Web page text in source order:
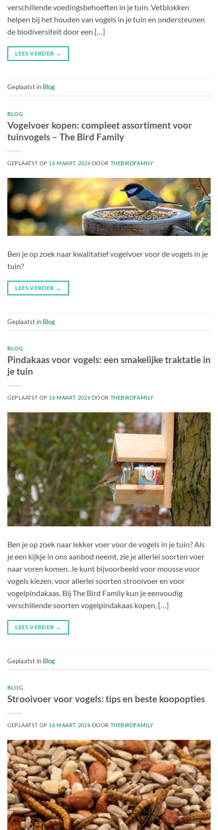
verschillende voedingsbehoeften in je tuin. Vetblokken
helpen bij het houden van vogels in je tuin en ondersteunen
de biodiversiteit door een […]
LEES VERDER →
Geplaatst in Blog
BLOG
Vogelvoer kopen: compleet assortiment voor
tuinvogels – The Bird Family
GEPLAATST OP 16 MAART, 2026 DOOR THEBIRDFAMILY
Ben je op zoek naar kwalitatief vogelvoer voor de vogels in je
tuin?
LEES VERDER →
Geplaatst in Blog
BLOG
Pindakaas voor vogels: een smakelijke traktatie in
je tuin
GEPLAATST OP 16 MAART, 2026 DOOR THEBIRDFAMILY
Ben je op zoek naar lekker voer voor de vogels in je tuin? Als
je een kijkje in ons aanbod neemt, zie je allerlei soorten voer
naar voren komen. Je kunt bijvoorbeeld voor mousse voor
vogels kiezen, voor allerlei soorten strooivoer en voor
vogelpindakaas. Bij The Bird Family kun je eenvoudig
verschillende soorten vogelpindakaas kopen, […]
LEES VERDER →
Geplaatst in Blog
BLOG
Strooivoer voor vogels: tips en beste koopopties
GEPLAATST OP 16 MAART, 2026 DOOR THEBIRDFAMILY